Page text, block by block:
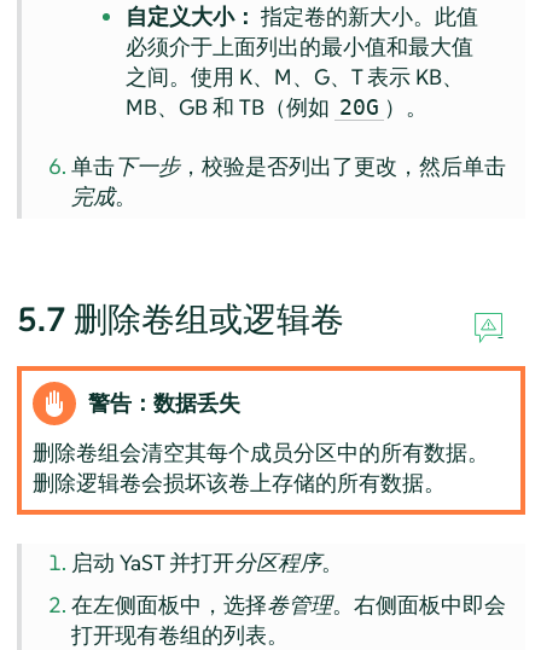
自定义大小： 指定卷的新大小。此值
必须介于上面列出的最小值和最大值
之间。使用 K、M、G、T 表示 KB、
MB、GB 和 TB（例如 20G ）。
单击下一步，校验是否列出了更改，然后单击
完成。
5.7 删除卷组或逻辑卷
警告：数据丢失
删除卷组会清空其每个成员分区中的所有数据。
删除逻辑卷会损坏该卷上存储的所有数据。
启动 YaST 并打开分区程序。
在左侧面板中，选择卷管理。右侧面板中即会
打开现有卷组的列表。